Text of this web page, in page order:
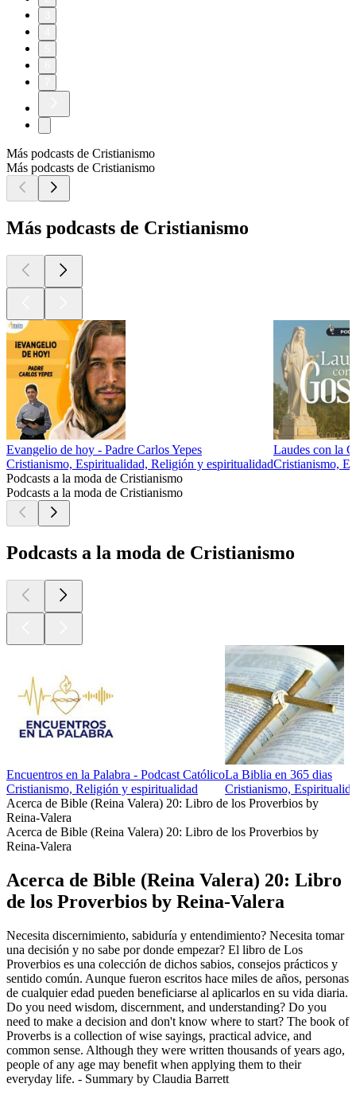
Más podcasts de Cristianismo
Más podcasts de Cristianismo
Más podcasts de Cristianismo
Evangelio de hoy - Padre Carlos Yepes
Cristianismo, Espiritualidad, Religión y espiritualidad
Laudes con la
Cristianismo,
Podcasts a la moda de Cristianismo
Podcasts a la moda de Cristianismo
Podcasts a la moda de Cristianismo
Encuentros en la Palabra - Podcast Católico
Cristianismo, Religión y espiritualidad
La Biblia en 365 dias
Cristianismo,
Acerca de Bible (Reina Valera) 20: Libro de los Proverbios by
Reina-Valera
Acerca de Bible (Reina Valera) 20: Libro de los Proverbios by
Reina-Valera
Acerca de Bible (Reina Valera) 20: Libro
de los Proverbios by Reina-Valera
Necesita discernimiento, sabiduría y entendimiento? Necesita tomar
una decisión y no sabe por donde empezar? El libro de Los
Proverbios es una colección de dichos sabios, consejos prácticos y
sentido común. Aunque fueron escritos hace miles de años, personas
de cualquier edad pueden beneficiarse al aplicarlos en su vida diaria.
Do you need wisdom, discernment, and understanding? Do you
need to make a decision and don't know where to start? The book of
Proverbs is a collection of wise sayings, practical advice, and
common sense. Although they were written thousands of years ago,
people of any age may benefit when applying them to their
everyday life. - Summary by Claudia Barrett